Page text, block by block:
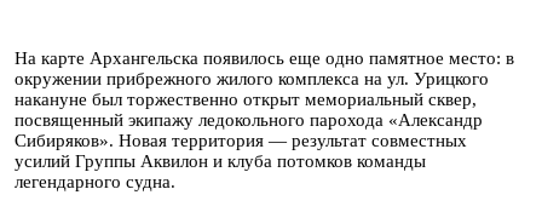
На карте Архангельска появилось еще одно памятное место: в
окружении прибрежного жилого комплекса на ул. Урицкого
накануне был торжественно открыт мемориальный сквер,
посвященный экипажу ледокольного парохода «Александр
Сибиряков». Новая территория — результат совместных
усилий Группы Аквилон и клуба потомков команды
легендарного судна.